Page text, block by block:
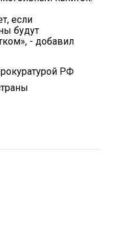
если
будут
- добавил
РФ